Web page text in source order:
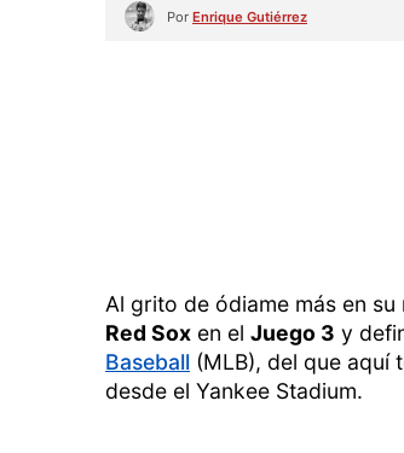
Por Enrique Gutiérrez
Al grito de ódiame más en
Red Sox en el Juego 3 y
Baseball (MLB), del que aquí
desde el Yankee Stadium.